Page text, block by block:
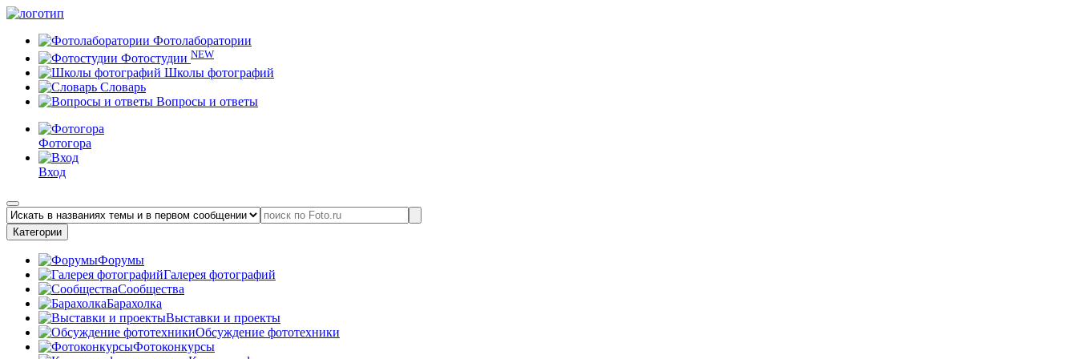
Фотолаборатории
Фотостудии NEW
Школы фотографий
Словарь
Вопросы и ответы
Фотогора
Вход
Категории
Форумы
Галерея фотографий
Сообщества
Барахолка
Выставки и проекты
Обсуждение фототехники
Фотоконкурсы